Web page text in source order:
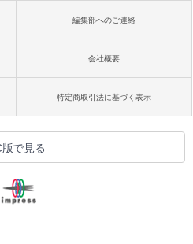
編集部へのご連絡
会社概要
特定商取引法に基づく表示
版で見る